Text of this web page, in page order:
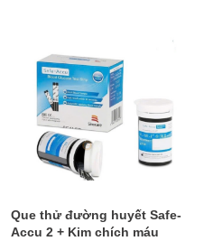
Que thử đường huyết Safe-
Accu 2 + Kim chích máu